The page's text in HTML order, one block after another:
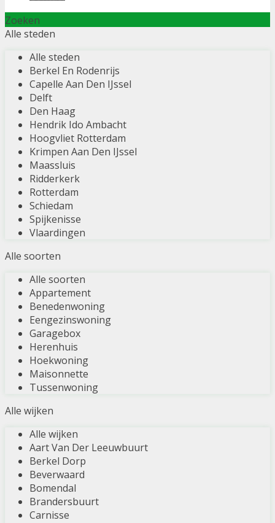
Zoeken
Alle steden
Alle steden
Berkel En Rodenrijs
Capelle Aan Den IJssel
Delft
Den Haag
Hendrik Ido Ambacht
Hoogvliet Rotterdam
Krimpen Aan Den IJssel
Maassluis
Ridderkerk
Rotterdam
Schiedam
Spijkenisse
Vlaardingen
Alle soorten
Alle soorten
Appartement
Benedenwoning
Eengezinswoning
Garagebox
Herenhuis
Hoekwoning
Maisonnette
Tussenwoning
Alle wijken
Alle wijken
Aart Van Der Leeuwbuurt
Berkel Dorp
Beverwaard
Bomendal
Brandersbuurt
Carnisse